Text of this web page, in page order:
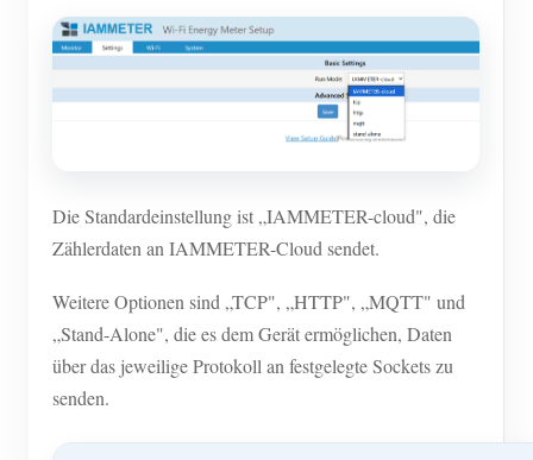
Die Standardeinstellung ist „IAMMETER-cloud", die
Zählerdaten an IAMMETER-Cloud sendet.
Weitere Optionen sind „TCP", „HTTP", „MQTT" und
„Stand-Alone", die es dem Gerät ermöglichen, Daten
über das jeweilige Protokoll an festgelegte Sockets zu
senden.